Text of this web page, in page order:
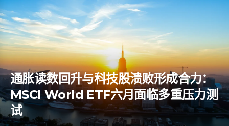
通胀读数回升与科技股溃败形成合力：
MSCI World ETF六月面临多重压力测
试